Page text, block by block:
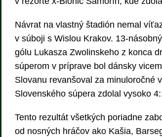
Návrat na vlastný štadión nemal
v súboji s Wislou Krakov. 13-
gólu Lukasza Zwolinskeho z konca
súperom v príprave bol dánsky
Slovanu revanšoval za minuloročné
Slovenského súpera zdolal vysoko
Tento rezultát všetkých poriadne
od nosných hráčov ako Kašia,